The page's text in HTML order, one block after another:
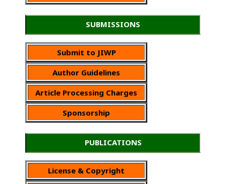
SUBMISSIONS
Submit to JIWP
Author Guidelines
Article Processing Charges
Sponsorship
PUBLICATIONS
License & Copyright